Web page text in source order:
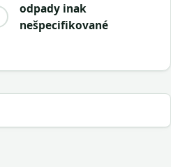
odpady inak
nešpecifikované